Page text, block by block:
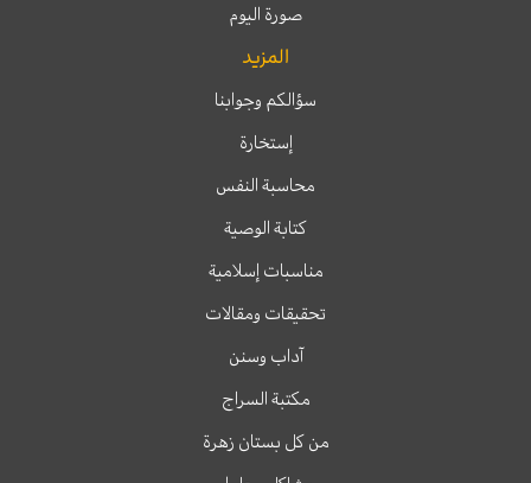
صورة اليوم
المزيد
سؤالكم وجوابنا
إستخارة
محاسبة النفس
كتابة الوصية
مناسبات إسلامية
تحقيقات ومقالات
آداب وسنن
مكتبة السراج
من كل بستان زهرة